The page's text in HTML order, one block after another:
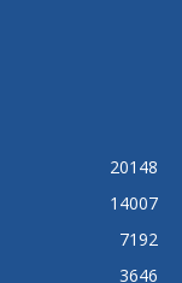
20148
14007
7192
3646